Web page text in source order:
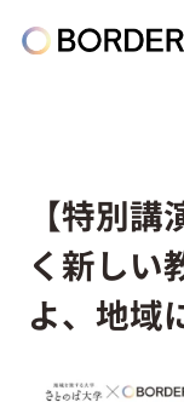
ボーダレ
グループ
ソーシャ
【特別
く新し
よ、地域